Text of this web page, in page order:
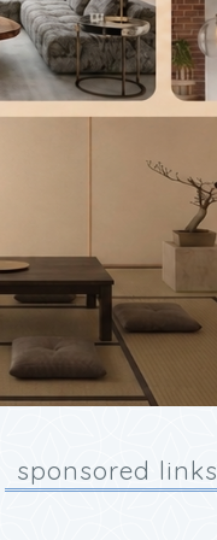
sponsored links